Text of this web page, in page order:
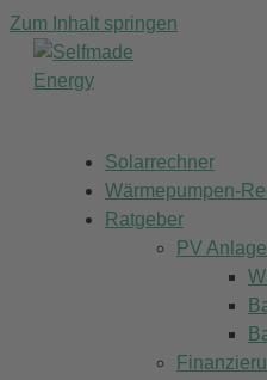
Zum Inhalt springen
Solarrechner
Wärmepumpen-
Ratgeber
PV Anlage